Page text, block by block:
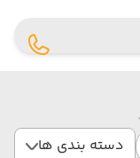
دسته بندی ها